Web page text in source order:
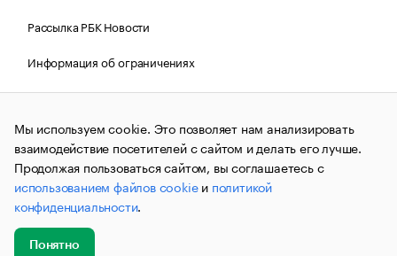
Рассылка РБК Новости
Информация об ограничениях
Правовая информация
О соблюдении авторских прав
© АО «РОСБИЗНЕСКОНСАЛТИНГ»,1995–2026.Сообщения
и материалы информационного агентства «РБК»
(зарегистрировано Федеральной службой по надзору в сфере
связи, информационных технологий и массовых
коммуникаций (Роскомнадзор) 09.12.2015 за номером ИА
№ФС77-63848) сопровождаются пометкой «РБК». Отдельные
публикации могут содержать информацию,
не предназначенную для пользователей
до 18 лет.
Мы используем cookie. Это позволяет нам анализировать
взаимодействие посетителей с сайтом и делать его лучше.
Продолжая пользоваться сайтом, вы соглашаетесь с
использованием файлов cookieи политикой
конфиденциальности.
Понятно